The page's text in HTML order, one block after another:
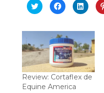
H
a
i
p
a
r
a
c
o
m
p
H
a
i
c
p
a
r
a
c
o
m
p
H
a
i
p
a
r
a
c
o
m
Review: Cortaflex de
Equine America